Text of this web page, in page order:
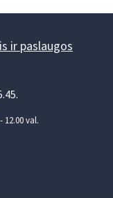
ir paslaugos
val.